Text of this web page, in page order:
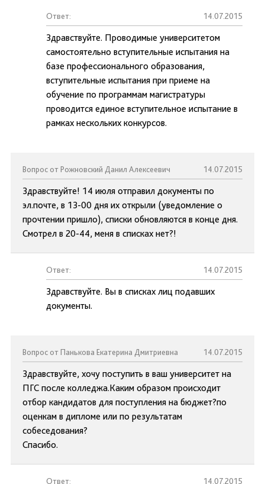
Ответ: 14.07.2015
Здравствуйте. Проводимые университетом
самостоятельно вступительные испытания на
базе профессионального образования,
вступительные испытания при приеме на
обучение по программам магистратуры
проводится единое вступительное испытание в
рамках нескольких конкурсов.
Вопрос от Рожновский Данил Алексеевич 14.07.2015
Здравствуйте! 14 июля отправил документы по
эл.почте, в 13-00 дня их открыли (уведомление о
прочтении пришло), списки обновляются в конце дня.
Смотрел в 20-44, меня в списках нет?!
Ответ: 14.07.2015
Здравствуйте. Вы в списках лиц подавших
документы.
Вопрос от Панькова Екатерина Дмитриевна 14.07.2015
Здравствуйте, хочу поступить в ваш университет на
ПГС после колледжа.Каким образом происходит
отбор кандидатов для поступления на бюджет?по
оценкам в дипломе или по результатам
собеседования?
Спасибо.
Ответ: 14.07.2015